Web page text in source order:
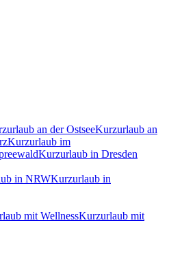
an der OstseeKurzurlaub an
Kurzurlaub im
Kurzurlaub in Dresden
in NRWKurzurlaub in
mit WellnessKurzurlaub mit